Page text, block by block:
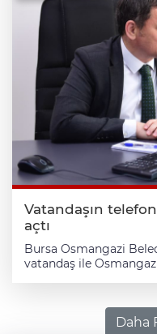
Vatandaşın
açtı
Bursa Osmangazi
vatandaş ile
önerilerini
OsmangazililereDaha